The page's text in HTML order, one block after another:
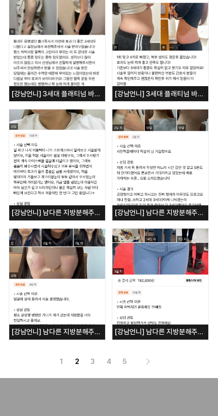
[강남언니] 3세대 플래티넘 바디뽑기 - 팔뚝 [강남언니] 3세대 플래티넘 바디뽑기 - 복부
[강남언니] 남다른 지방분해주사 뽑기주사 - 얼굴 [강남언니] 남다른 지방분해주사 뽑기주사 - 얼굴
[강남언니] 남다른 지방분해주사 뽑기주사 - 얼굴 [강남언니] 남다른 지방분해주사 뽑기주사 - 허벅지
1 2 3 4 5